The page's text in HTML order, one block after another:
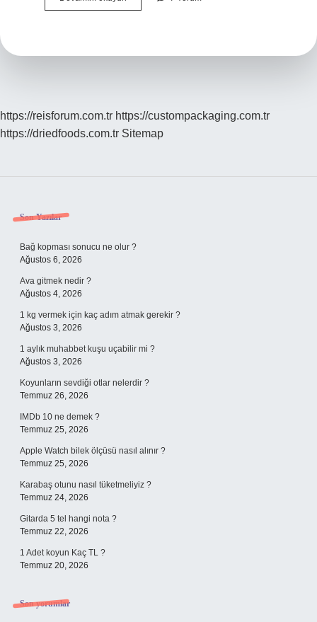
gazoz
https://reisforum.com.tr https://custompackaging.com.tr
https://driedfoods.com.tr Sitemap
Sidebar
Son Yazılar
Bağ kopması sonucu ne olur ?
Ağustos 6, 2026
Ava gitmek nedir ?
Ağustos 4, 2026
1 kg vermek için kaç adım atmak gerekir ?
Ağustos 3, 2026
1 aylık muhabbet kuşu uçabilir mi ?
Ağustos 3, 2026
Koyunların sevdiği otlar nelerdir ?
Temmuz 26, 2026
IMDb 10 ne demek ?
Temmuz 25, 2026
Apple Watch bilek ölçüsü nasıl alınır ?
Temmuz 25, 2026
Karabaş otunu nasıl tüketmeliyiz ?
Temmuz 24, 2026
Gitarda 5 tel hangi nota ?
Temmuz 22, 2026
1 Adet koyun Kaç TL ?
Temmuz 20, 2026
Son yorumlar